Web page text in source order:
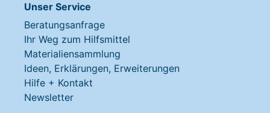
Unser Service
Beratungsanfrage
Ihr Weg zum Hilfsmittel
Materialiensammlung
Ideen, Erklärungen, Erweiterungen
Hilfe + Kontakt
Newsletter